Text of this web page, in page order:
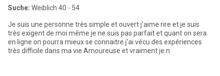
Suche: Weiblich 40 - 54
Je suis une personne très simple et ouvert j'aime rire et je suis
très exigent de moi même je ne suis pas parfait et quant on sera
en ligne on pourra mieux se connaitre j'ai vécu des expériences
très difficile dans ma vie Amoureuse et vraiment je n